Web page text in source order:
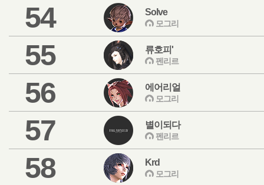
54 Solve
모그리
55 류호피'
펜리르
56 에어리얼
모그리
57 별이되다
펜리르
58 Krd
모그리